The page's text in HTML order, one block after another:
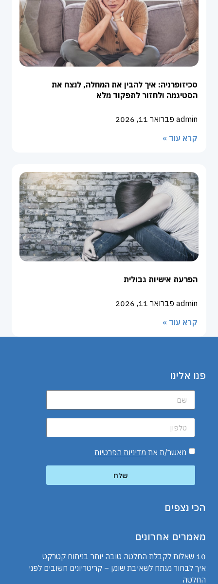
סכיזופרניה: איך להבין את המחלה, לנצח את
הסטיגמה ולחזור לתפקוד מלא
admin פברואר 11, 2026
קרא עוד »
הפרעת אישיות גבולית
admin פברואר 11, 2026
קרא עוד »
פנו אלינו
מאשר/ת את מדיניות הפרטיות
שלח
הכי נצפים
מאמרים אחרונים
10 שאלות לקבלת החלטה טובה יותר בניתוח קטרקט
איך לבחור מנתח לשאיבת שומן – קריטריונים חשובים לפני
החלטה